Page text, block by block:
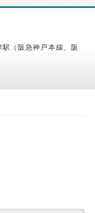
（阪急神戸本線、阪